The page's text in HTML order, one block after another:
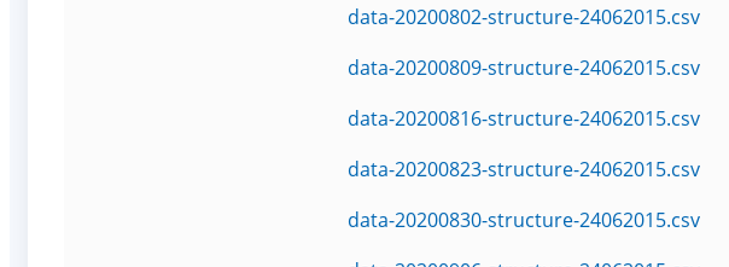
data-20200802-structure-24062015.csv
data-20200809-structure-24062015.csv
data-20200816-structure-24062015.csv
data-20200823-structure-24062015.csv
data-20200830-structure-24062015.csv